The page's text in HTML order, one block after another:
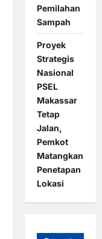
Pemilahan
Sampah
Proyek
Strategis
Nasional
PSEL
Makassar
Tetap
Jalan,
Pemkot
Matangkan
Penetapan
Lokasi